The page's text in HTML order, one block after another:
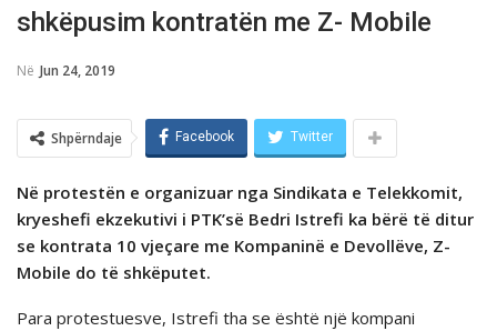
shkëpusim kontratën me Z- Mobile
Në Jun 24, 2019
Shpërndaje Facebook Twitter
Në protestën e organizuar nga Sindikata e Telekkomit,
kryeshefi ekzekutivi i PTK’së Bedri Istrefi ka bërë të ditur
se kontrata 10 vjeçare me Kompaninë e Devollëve, Z-
Mobile do të shkëputet.
Para protestuesve, Istrefi tha se është një kompani